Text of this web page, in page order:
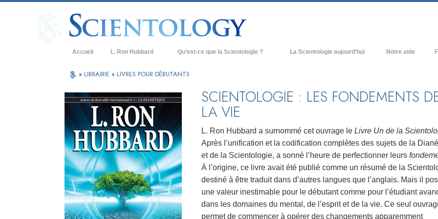
Accueil L. Ron Hubbard Qu’est-ce que la Scientologie ?
Croyances et pratiques
Les scientologues et la Scientologie
Rencontrez un scientologue
À l’intérieur d’une église
Les principes de base de la Scientologie
La Dianétique : Une introduction
Amour et haine –
Qu’est-ce que la grandeur ?
La Scientologie aujourd’hui
Base à terre de Flag
Freewinds
Apporter la Scientologie au monde
entier
David Miscavige - Chef ecclésiastique
de la Scientologie
Notre aide
À
» LIBRAIRIE » LIVRES POUR DÉBUTANTS
SCIENTOLOGIE : LES FONDEMENTS
LA VIE
L. Ron Hubbard a surnommé cet ouvrage le Livre Un de la
Après l’unification et la codification complètes des sujets de la
et de la Scientologie, a sonné l’heure de perfectionner leurs
À l’origine, ce livre avait été publié comme un résumé de la
destiné à être traduit dans d’autres langues que l’anglais. Mais il
une valeur inestimable pour le débutant comme pour l’étudiant
dans les domaines du mental, de l’esprit et de la vie. Ce seul
permet de commencer à opérer des changements apparemment